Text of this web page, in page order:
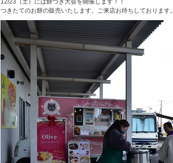
12/23（土）には餅つき大会を開催します！！
つきたてのお餅の販売いたします。ご来店お待ちしております。